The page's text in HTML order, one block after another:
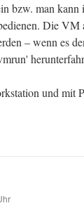
bzw. man
Die VM
– wenn es
und mit